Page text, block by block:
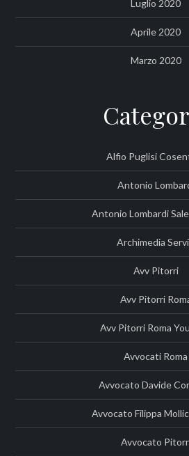
Luglio 2020
Aprile 2020
Marzo 2020
Alfio Puglisi
Antonio
Antonio Lombardi
Archimedia
Avv Pitorri
Avv Pitorri
Avv Pitorri Roma
Avvocati Roma
Avvocato Davide
Avvocato Filippa
Avvocato